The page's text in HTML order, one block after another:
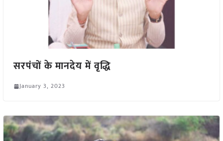
सरपंचों के मानदेय में वृद्धि
January 3, 2023